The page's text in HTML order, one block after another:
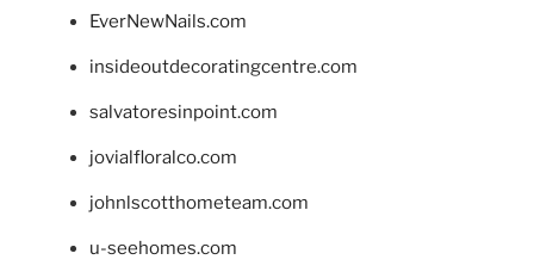
EverNewNails.com
insideoutdecoratingcentre.com
salvatoresinpoint.com
jovialfloralco.com
johnlscotthometeam.com
u-seehomes.com